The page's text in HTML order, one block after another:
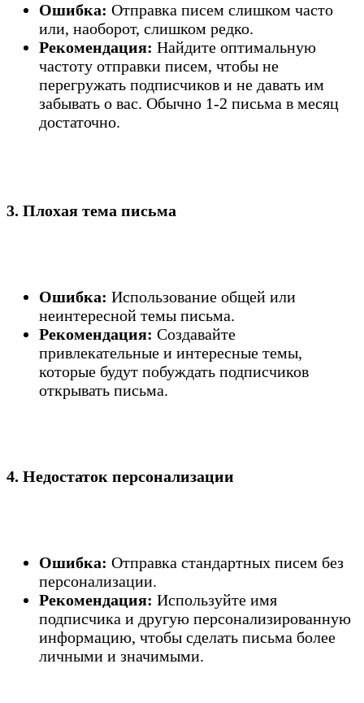
Ошибка: Отправка писем слишком часто
или, наоборот, слишком редко.
Рекомендация: Найдите оптимальную
частоту отправки писем, чтобы не
перегружать подписчиков и не давать им
забывать о вас. Обычно 1-2 письма в месяц
достаточно.
3. Плохая тема письма
Ошибка: Использование общей или
неинтересной темы письма.
Рекомендация: Создавайте
привлекательные и интересные темы,
которые будут побуждать подписчиков
открывать письма.
4. Недостаток персонализации
Ошибка: Отправка стандартных писем без
персонализации.
Рекомендация: Используйте имя
подписчика и другую персонализированную
информацию, чтобы сделать письма более
личными и значимыми.